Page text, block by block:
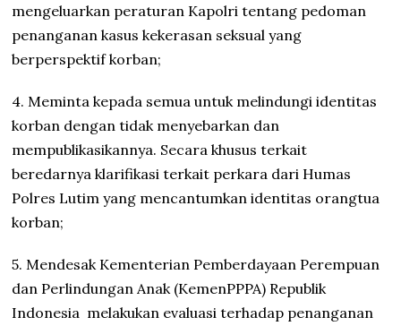
mengeluarkan peraturan Kapolri tentang pedoman
penanganan kasus kekerasan seksual yang
berperspektif korban;
4. Meminta kepada semua untuk melindungi identitas
korban dengan tidak menyebarkan dan
mempublikasikannya. Secara khusus terkait
beredarnya klarifikasi terkait perkara dari Humas
Polres Lutim yang mencantumkan identitas orangtua
korban;
5. Mendesak Kementerian Pemberdayaan Perempuan
dan Perlindungan Anak (KemenPPPA) Republik
Indonesia melakukan evaluasi terhadap penanganan